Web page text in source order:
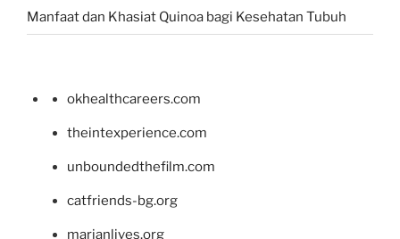
Manfaat dan Khasiat Quinoa bagi Kesehatan Tubuh
okhealthcareers.com
theintexperience.com
unboundedthefilm.com
catfriends-bg.org
marianlives.org